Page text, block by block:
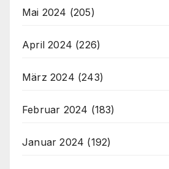
Mai 2024 (205)
April 2024 (226)
März 2024 (243)
Februar 2024 (183)
Januar 2024 (192)